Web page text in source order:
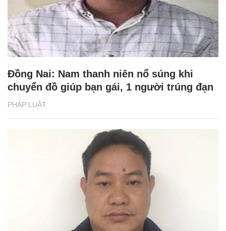
PHÁP LUẬT
Đồng Nai: Nam thanh niên nổ súng khi
chuyển đồ giúp bạn gái, 1 người trúng đạn